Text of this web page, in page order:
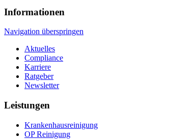
Informationen
Navigation überspringen
Aktuelles
Compliance
Karriere
Ratgeber
Newsletter
Leistungen
Krankenhaus­reinigung
OP Reinigung